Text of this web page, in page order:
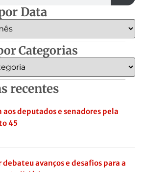
Data
Categorias
recentes
aos deputados e senadores pela
45
debateu avanços e desafios para a